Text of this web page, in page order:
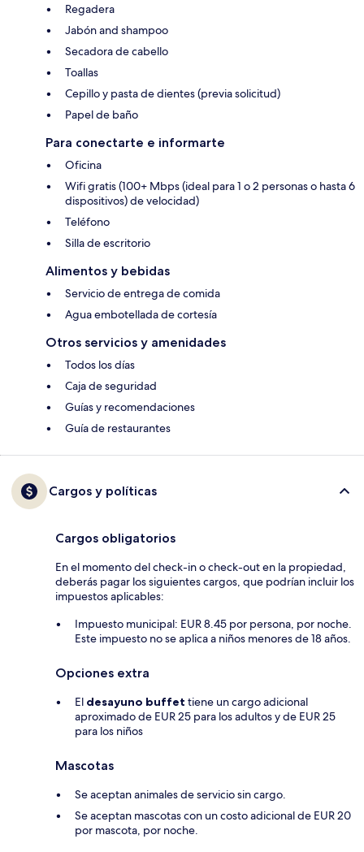
Regadera
Jabón and shampoo
Secadora de cabello
Toallas
Cepillo y pasta de dientes (previa solicitud)
Papel de baño
Para conectarte e informarte
Oficina
Wifi gratis (100+ Mbps (ideal para 1 o 2 personas o hasta 6
dispositivos) de velocidad)
Teléfono
Silla de escritorio
Alimentos y bebidas
Servicio de entrega de comida
Agua embotellada de cortesía
Otros servicios y amenidades
Todos los días
Caja de seguridad
Guías y recomendaciones
Guía de restaurantes
Cargos y políticas
Cargos obligatorios
En el momento del check-in o check-out en la propiedad,
deberás pagar los siguientes cargos, que podrían incluir los
impuestos aplicables:
Impuesto municipal: EUR 8.45 por persona, por noche.
Este impuesto no se aplica a niños menores de 18 años.
Opciones extra
El desayuno buffet tiene un cargo adicional
aproximado de EUR 25 para los adultos y de EUR 25
para los niños
Mascotas
Se aceptan animales de servicio sin cargo.
Se aceptan mascotas con un costo adicional de EUR 20
por mascota, por noche.